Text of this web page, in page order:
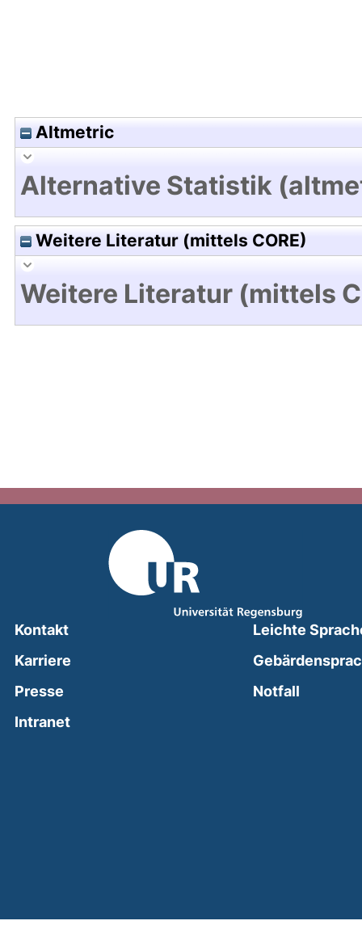
Altmetric
Alternative Statistik
Weitere Literatur (mittels CORE)
Weitere Literatur (mittels
Kontakt
Karriere
Presse
Intranet(external link, opens in a new window)
Leichte
Notfall